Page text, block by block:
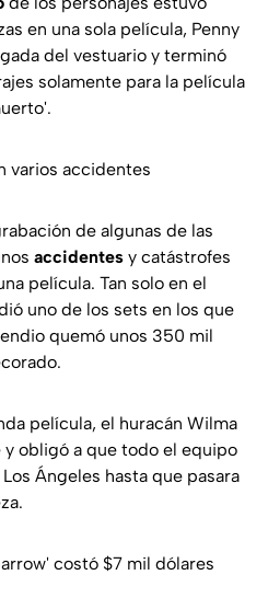
en una sola película, Penny
del vestuario y terminó
solamente para la película
varios accidentes
de algunas de las
accidentes y catástrofes
película. Tan solo en el
uno de los sets en los que
quemó unos 350 mil
película, el huracán Wilma
obligó a que todo el equipo
Ángeles hasta que pasara
costó $7 mil dólares